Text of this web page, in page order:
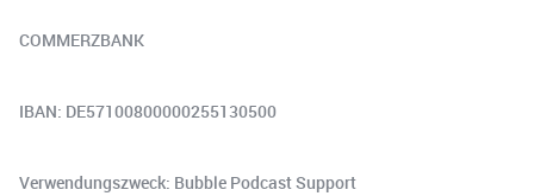
COMMERZBANK
IBAN: DE57100800000255130500
Verwendungszweck: Bubble Podcast Support